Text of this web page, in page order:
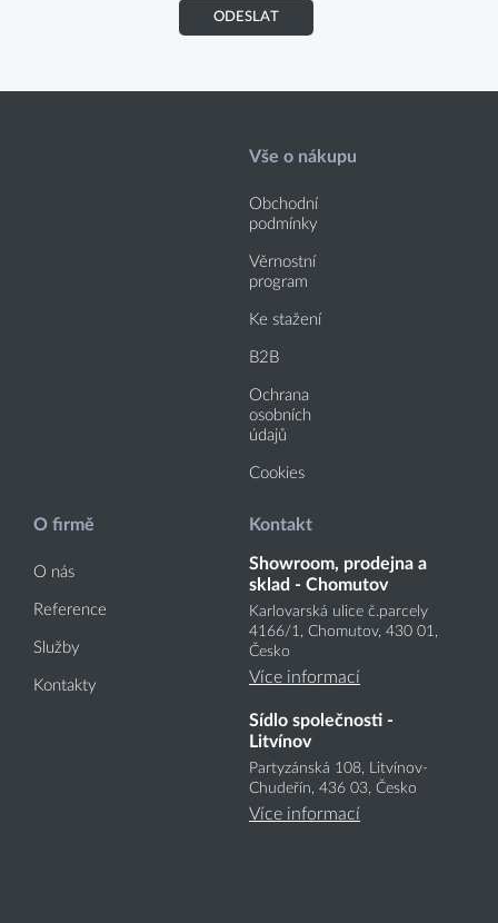
ODESLAT
Vše o nákupu
Obchodní
podmínky
Věrnostní
program
Ke stažení
B2B
Ochrana
osobních
údajů
Cookies
O firmě
O nás
Reference
Služby
Kontakty
Kontakt
Showroom, prodejna a
sklad - Chomutov
Karlovarská ulice č.parcely
4166/1, Chomutov, 430 01,
Česko
Více informací
Sídlo společnosti -
Litvínov
Partyzánská 108, Litvínov-
Chudeřín, 436 03, Česko
Více informací